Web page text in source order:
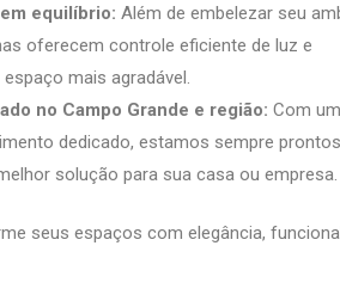
equilíbrio: Além de embelezar seu
oferecem controle eficiente de luz e
mais agradável.
no Campo Grande e região: Com
dedicado, estamos sempre
solução para sua casa ou empresa.
seus espaços com elegância,